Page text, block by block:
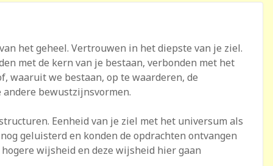
het geheel. Vertrouwen in het diepste van je ziel.
met de kern van je bestaan, verbonden met het
waaruit we bestaan, op te waarderen, de
bewustzijnsvormen.
Eenheid van je ziel met het universum als
geluisterd en konden de opdrachten ontvangen
wijsheid en deze wijsheid hier gaan